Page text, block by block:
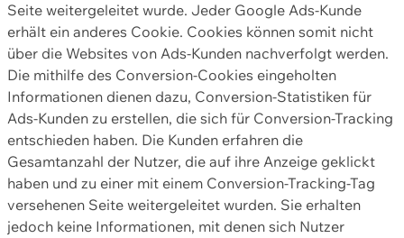
Seite weitergeleitet wurde. Jeder Google Ads-Kunde
erhält ein anderes Cookie. Cookies können somit nicht
über die Websites von Ads-Kunden nachverfolgt werden.
Die mithilfe des Conversion-Cookies eingeholten
Informationen dienen dazu, Conversion-Statistiken für
Ads-Kunden zu erstellen, die sich für Conversion-Tracking
entschieden haben. Die Kunden erfahren die
Gesamtanzahl der Nutzer, die auf ihre Anzeige geklickt
haben und zu einer mit einem Conversion-Tracking-Tag
versehenen Seite weitergeleitet wurden. Sie erhalten
jedoch keine Informationen, mit denen sich Nutzer